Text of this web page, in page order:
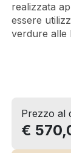
realizzata
essere
verdure alle
Prezzo al
€